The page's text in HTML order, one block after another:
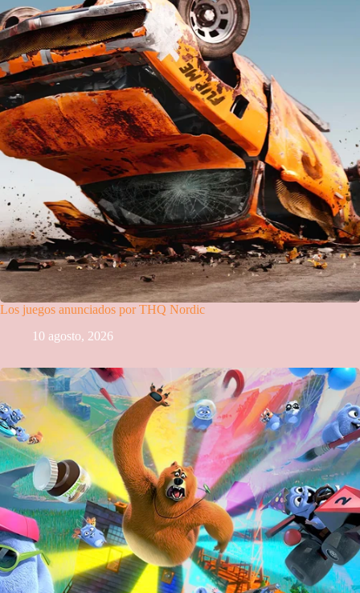
Los juegos anunciados por THQ Nordic
10 agosto, 2026